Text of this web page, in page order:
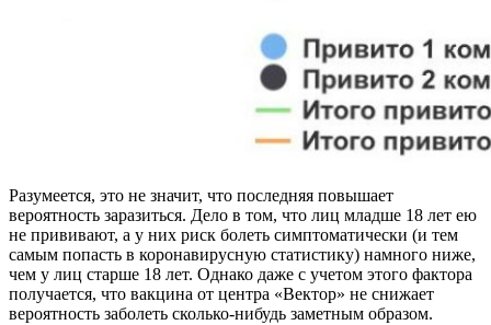
Разумеется, это не значит, что последняя повышает
вероятность заразиться. Дело в том, что лиц младше 18 лет ею
не прививают, а у них риск болеть симптоматически (и тем
самым попасть в коронавирусную статистику) намного ниже,
чем у лиц старше 18 лет. Однако даже с учетом этого фактора
получается, что вакцина от центра «Вектор» не снижает
вероятность заболеть сколько-нибудь заметным образом.